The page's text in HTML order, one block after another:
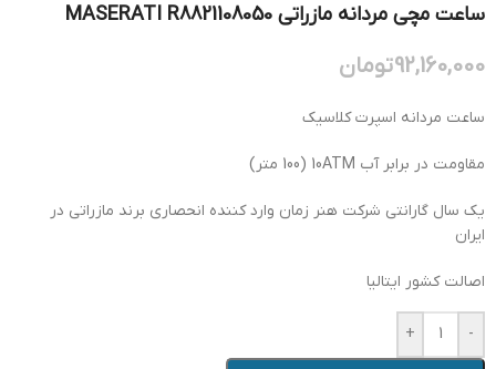
ساعت مچی مردانه مازراتی MASERATI R8821108050
92,160,000تومان
ساعت مردانه اسپرت کلاسیک
مقاومت در برابر آب 10ATM (100 متر)
یک سال گارانتی شرکت هنر زمان وارد کننده انحصاری برند مازراتی در
ایران
اصالت کشور ایتالیا
-
+